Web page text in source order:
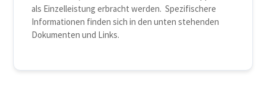
als Einzelleistung erbracht werden. Spezifischere
Informationen finden sich in den unten stehenden
Dokumenten und Links.